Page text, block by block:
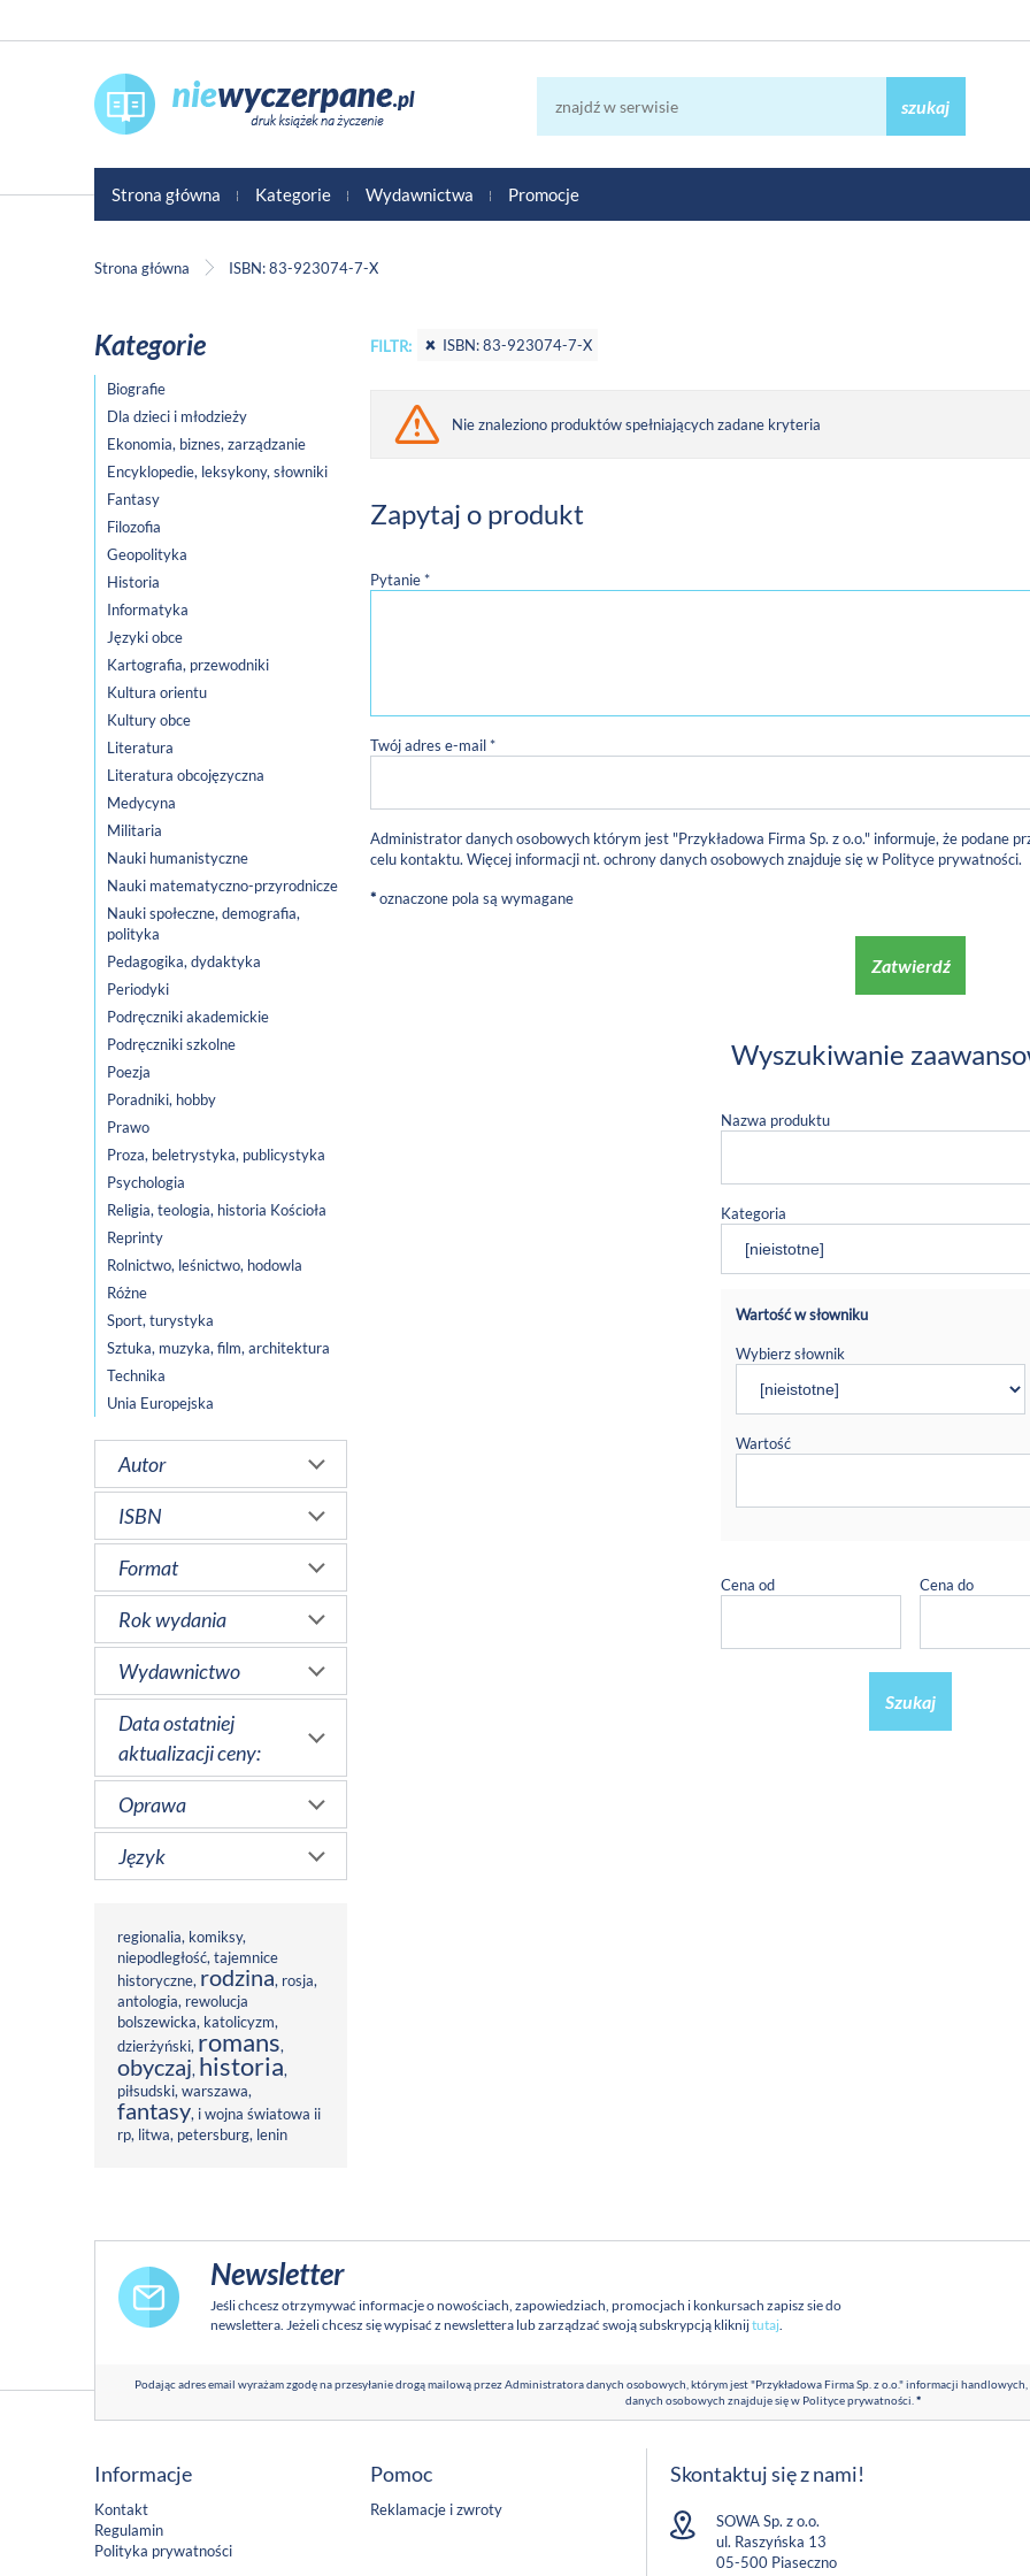
szukaj
Strona główna Kategorie Wydawnictwa Promocje
Strona główna ISBN: 83-923074-7-X
Kategorie
Biografie
Dla dzieci i młodzieży
Ekonomia, biznes, zarządzanie
Encyklopedie, leksykony, słowniki
Fantasy
Filozofia
Geopolityka
Historia
Informatyka
Języki obce
Kartografia, przewodniki
Kultura orientu
Kultury obce
Literatura
Literatura obcojęzyczna
Medycyna
Militaria
Nauki humanistyczne
Nauki matematyczno-przyrodnicze
Nauki społeczne, demografia,
polityka
Pedagogika, dydaktyka
Periodyki
Podręczniki akademickie
Podręczniki szkolne
Poezja
Poradniki, hobby
Prawo
Proza, beletrystyka, publicystyka
Psychologia
Religia, teologia, historia Kościoła
Reprinty
Rolnictwo, leśnictwo, hodowla
Różne
Sport, turystyka
Sztuka, muzyka, film, architektura
Technika
Unia Europejska
Autor
ISBN
Format
Rok wydania
Wydawnictwo
Data ostatniej
aktualizacji ceny:
Oprawa
Język
regionalia, komiksy,
niepodległość,tajemnice
historyczne, rodzina, rosja,
antologia, rewolucja
bolszewicka, katolicyzm,
dzierżyński, romans,
obyczaj, historia,
piłsudski,warszawa,
fantasy, i wojna światowa ii
rp, litwa, petersburg, lenin
FILTR: ISBN: 83-923074-7-X
Nie znaleziono produktów spełniających zadane kryteria
Zapytaj o produkt
Pytanie *
Twój adres e-mail *
Administrator danych osobowych którym jest "Przykładowa Firma Sp. z o.o." informuje, że podane
celu kontaktu. Więcej informacji nt. ochrony danych osobowych znajduje się w Polityce prywatności.
*oznaczone pola są wymagane
Zatwierdź
Wyszukiwanie
Nazwa produktu
Kategoria
Wartość w słowniku
Wybierz słownik
Wartość
Cena od Cena do
Szukaj
Newsletter
Jeśli chcesz otrzymywać informacje o nowościach, zapowiedziach, promocjach i konkursach zapisz sie do
newslettera. Jeżeli chcesz się wypisać z newslettera lub zarządzać swoją subskrypcją kliknijtutaj.
Podając adres email wyrażam zgodę na przesyłanie drogą mailową przez Administratora danych osobowych, którym jest "Przykładowa Firma Sp. z o.o." informacji
danych osobowych znajduje się w Polityce prywatności.*
Informacje
Kontakt
Regulamin
Polityka prywatności
Pomoc
Reklamacje i zwroty
Skontaktuj się z nami!
SOWA Sp. z o.o.
ul. Raszyńska 13
05-500 Piaseczno